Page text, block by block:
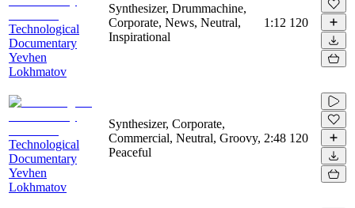
Technological
Documentary
Yevhen
Lokhmatov
Synthesizer, Drummachine,
Corporate, News, Neutral,
Inspirational
1:12 120
Technological
Documentary
Yevhen
Lokhmatov
Synthesizer, Corporate,
Commercial, Neutral, Groovy,
Peaceful
2:48 120